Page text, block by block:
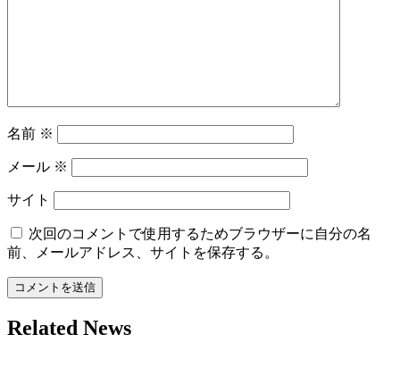
名前 ※
メール ※
サイト
次回のコメントで使用するためブラウザーに自分の名
前、メールアドレス、サイトを保存する。
Related News